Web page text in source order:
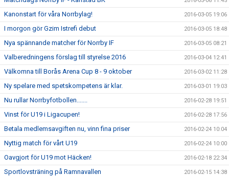
Kanonstart för våra Norrbylag! 2016-03-05 19:06
I morgon gör Gzim Istrefi debut 2016-03-05 18:48
Nya spännande matcher för Norrby IF 2016-03-05 08:21
Valberedningens förslag till styrelse 2016 2016-03-04 12:41
Välkomna till Borås Arena Cup 8 - 9 oktober 2016-03-02 11:28
Ny spelare med spetskompetens är klar. 2016-03-01 19:03
Nu rullar Norrbyfotbollen....... 2016-02-28 19:51
Vinst för U19 i Ligacupen! 2016-02-28 17:56
Betala medlemsavgiften nu, vinn fina priser 2016-02-24 10:04
Nyttig match för vårt U19 2016-02-24 10:00
Oavgjort för U19 mot Häcken! 2016-02-18 22:34
Sportlovsträning på Ramnavallen 2016-02-15 14:38